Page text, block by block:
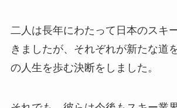
二人は長年にわたって日本のスキ
きましたが、それぞれが新たな道
の人生を歩む決断をしました。